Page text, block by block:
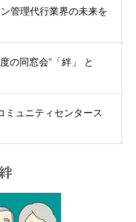
管理代行業界の未来を
の同窓会”「絆」 と
ミュニティセンタース